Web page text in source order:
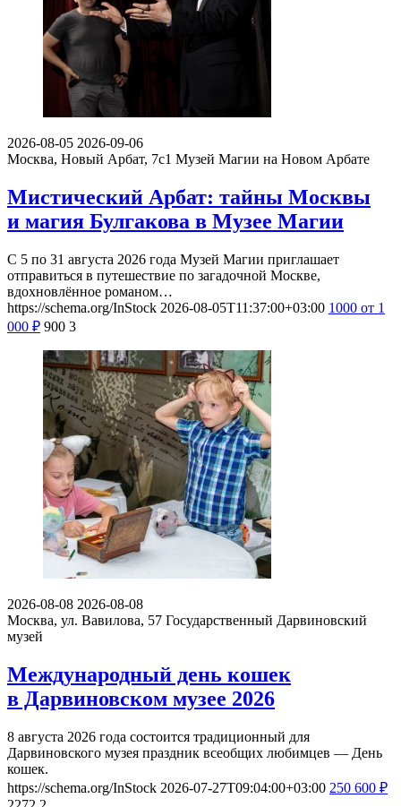
2026-08-05 2026-09-06
Москва, Новый Арбат, 7с1 Музей Магии на Новом Арбате
Мистический Арбат: тайны Москвы
и магия Булгакова в Музее Магии
С 5 по 31 августа 2026 года Музей Магии приглашает
отправиться в путешествие по загадочной Москве,
вдохновлённое романом…
https://schema.org/InStock 2026-08-05T11:37:00+03:00 1000 от 1
000 ₽ 900 3
2026-08-08 2026-08-08
Москва, ул. Вавилова, 57 Государственный Дарвиновский
музей
Международный день кошек
в Дарвиновском музее 2026
8 августа 2026 года состоится традиционный для
Дарвиновского музея праздник всеобщих любимцев — День
кошек.
https://schema.org/InStock 2026-07-27T09:04:00+03:00 250 600 ₽